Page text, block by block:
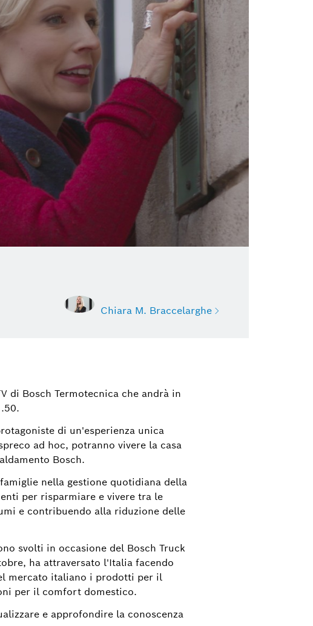
Chiara M. Braccelarghe
Chiara.braccelarghe@it.bosch.com
di Bosch Termotecnica che andrà in
di un'esperienza unica
ad hoc, potranno vivere la casa
Bosch.
nella gestione quotidiana della
per risparmiare e vivere tra le
e contribuendo alla riduzione delle
svolti in occasione del Bosch Truck
ha attraversato l'Italia facendo
mercato italiano i prodotti per il
per il comfort domestico.
e approfondire la conoscenza